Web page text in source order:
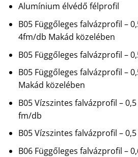
Alumínium élvédő félprofil
B05 Függőleges falvázprofil –
4fm/db Makád közelében
B05 Függőleges falvázprofil –
B05 Függőleges falvázprofil –
Makád közelében
B05 Vízszintes falvázprofil –
fm/db
B05 Vízszintes falvázprofil –
B06 Függőleges falvázprofil –